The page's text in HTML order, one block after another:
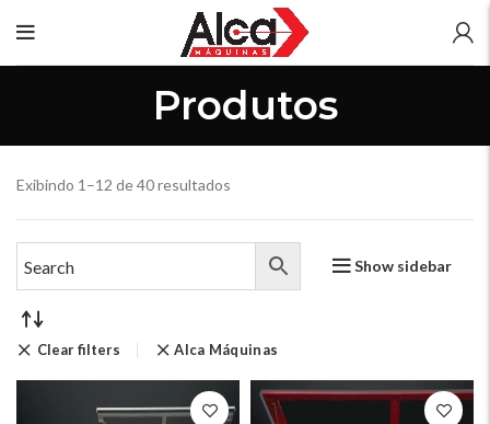
Produtos
Exibindo 1–12 de 40 resultados
Show sidebar
Clear filters Alca Máquinas